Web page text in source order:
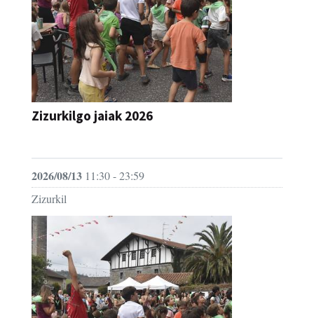
Zizurkilgo jaiak 2026
2026/08/13 11:30 - 23:59
Zizurkil